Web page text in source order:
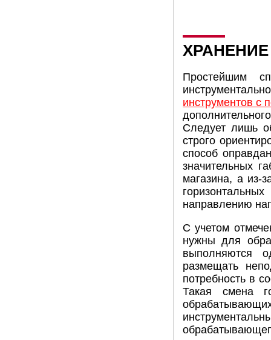
Простейшим
инструментов с
Следует лишь
строго
способ
значительных
магазина, а из-
направлению
С учетом
нужны для
выполняются
размещать
потребность в
Такая смена